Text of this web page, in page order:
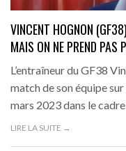
VINCENT HOGNON
MAIS ON NE PREND PAS
L’entraîneur du GF38
match de son équipe
mars 2023 dans le cadre
LIRE LA SUITE →